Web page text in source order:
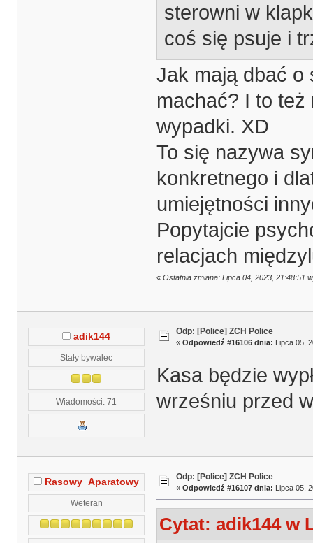
sterowni w
coś się psuje i
Jak mają dbać o
machać? I to
wypadki. XD
To się nazywa
konkretnego i
umiejętności
Popytajcie
relacjach
« Ostatnia zmiana: Lipca 04, 2023, 21:48:51
adik144
Stały bywalec
Wiadomości: 71
Odp: [Police] ZCH Police
« Odpowiedź #16106 dnia: Lipca 05,
Kasa będzie
wrześniu przed
Rasowy_Aparatowy
Weteran
Odp: [Police] ZCH Police
« Odpowiedź #16107 dnia: Lipca 05,
Cytat: adik144 w